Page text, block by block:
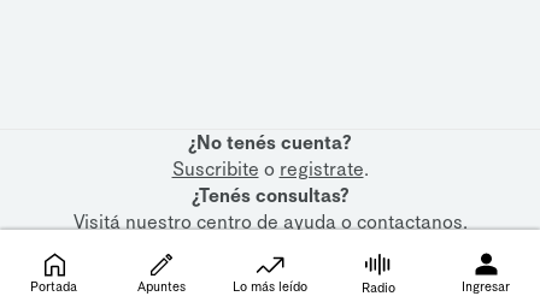
¿No tenés cuenta?
Suscribite o registrate.
¿Tenés consultas?
Visitá nuestrocentro de ayudaocontactanos.
Portada Apuntes Lo más leído Radio Ingresar